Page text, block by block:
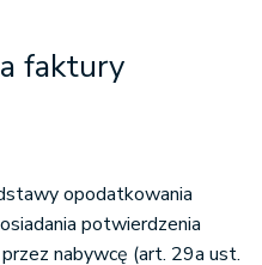
faktury
opodatkowania
potwierdzenia
nabywcę (art. 29a ust.